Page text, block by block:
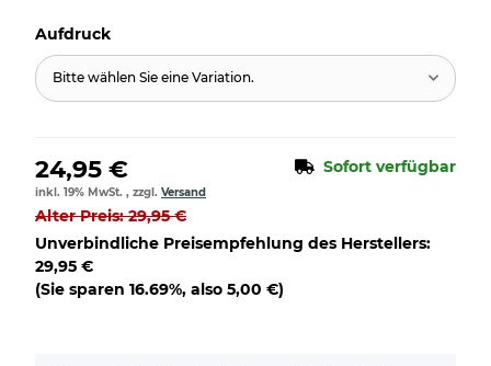
Aufdruck
Bitte wählen Sie eine Variation.
24,95 € Sofort verfügbar
inkl. 19% MwSt. , zzgl. Versand
Alter Preis: 29,95 €
Unverbindliche Preisempfehlung des Herstellers:
29,95 €
(Sie sparen 16.69%, also 5,00 €)